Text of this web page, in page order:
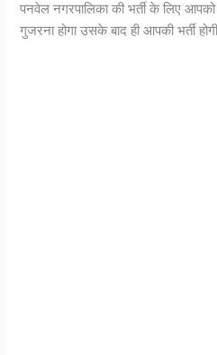
पनवेल नगरपालिका की भर्ती के लिए
गुजरना होगा उसके बाद ही आपकी भर्ती